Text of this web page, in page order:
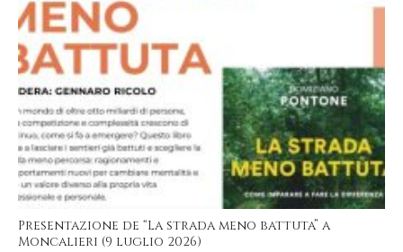
Presentazione de “La strada meno battuta” a
Moncalieri (9 luglio 2026)